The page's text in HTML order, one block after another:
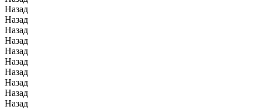
Назад
Назад
Назад
Назад
Назад
Назад
Назад
Назад
Назад
Назад